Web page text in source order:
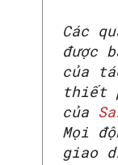
Các
được
của
thiết
của
Mọi
giao